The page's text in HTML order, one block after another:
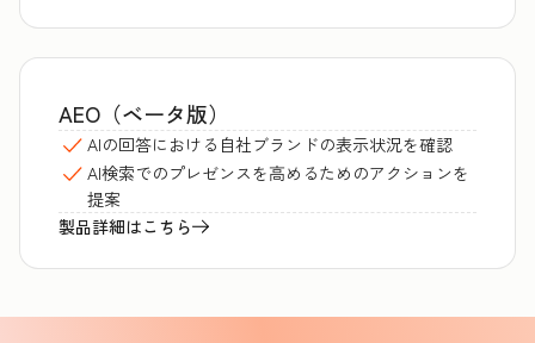
AEO（ベータ版）
AIの回答における自社ブランドの表示状況を確認
AI検索でのプレゼンスを高めるためのアクションを
提案
製品詳細はこちら